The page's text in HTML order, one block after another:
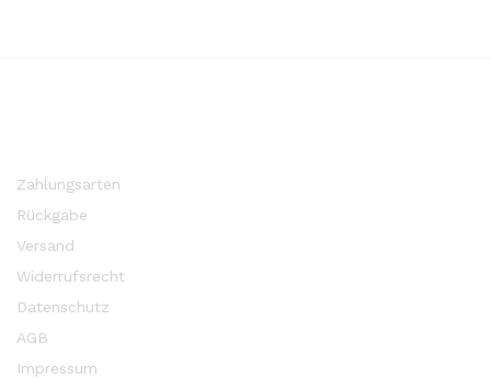
Zahlungsarten
Rückgabe
Versand
Widerrufsrecht
Datenschutz
AGB
Impressum